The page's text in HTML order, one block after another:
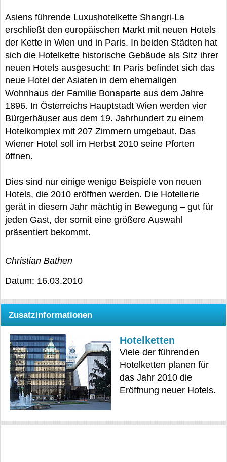
Asiens führende Luxushotelkette Shangri-La
erschließt den europäischen Markt mit neuen Hotels
der Kette in Wien und in Paris. In beiden Städten hat
sich die Hotelkette historische Gebäude als Sitz ihrer
neuen Hotels ausgesucht: In Paris befindet sich das
neue Hotel der Asiaten in dem ehemaligen
Wohnhaus der Familie Bonaparte aus dem Jahre
1896. In Österreichs Hauptstadt Wien werden vier
Bürgerhäuser aus dem 19. Jahrhundert zu einem
Hotelkomplex mit 207 Zimmern umgebaut. Das
Wiener Hotel soll im Herbst 2010 seine Pforten
öffnen.
Dies sind nur einige wenige Beispiele von neuen
Hotels, die 2010 eröffnen werden. Die Hotellerie
gerät in diesem Jahr mächtig in Bewegung – gut für
jeden Gast, der somit eine größere Auswahl
präsentiert bekommt.
Christian Bathen
Datum: 16.03.2010
Zusatzinformationen
Hotelketten
Viele der führenden
Hotelketten planen für
das Jahr 2010 die
Eröffnung neuer Hotels.